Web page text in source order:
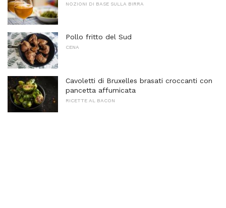
NOZIONI DI BASE SULLA BIRRA
Pollo fritto del Sud
CENA
Cavoletti di Bruxelles brasati croccanti con
pancetta affumicata
RICETTE AL BACON